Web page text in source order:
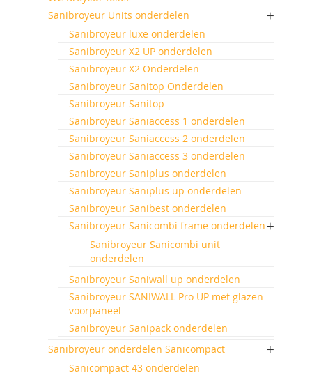
Sanibroyeur Units onderdelen
Sanibroyeur luxe onderdelen
Sanibroyeur X2 UP onderdelen
Sanibroyeur X2 Onderdelen
Sanibroyeur Sanitop Onderdelen
Sanibroyeur Sanitop
Sanibroyeur Saniaccess 1 onderdelen
Sanibroyeur Saniaccess 2 onderdelen
Sanibroyeur Saniaccess 3 onderdelen
Sanibroyeur Saniplus onderdelen
Sanibroyeur Saniplus up onderdelen
Sanibroyeur Sanibest onderdelen
Sanibroyeur Sanicombi frame onderdelen
Sanibroyeur Sanicombi unit
onderdelen
Sanibroyeur Saniwall up onderdelen
Sanibroyeur SANIWALL Pro UP met glazen
voorpaneel
Sanibroyeur Sanipack onderdelen
Sanibroyeur onderdelen Sanicompact
Sanicompact 43 onderdelen